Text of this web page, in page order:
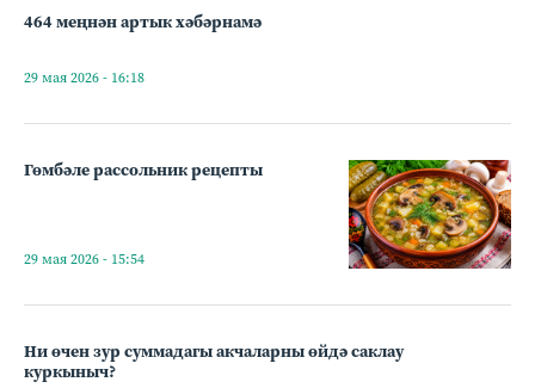
464 меңнән артык хәбәрнамә
29 мая 2026 - 16:18
Гөмбәле рассольник рецепты
29 мая 2026 - 15:54
Ни өчен зур суммадагы акчаларны өйдә саклау
куркыныч?